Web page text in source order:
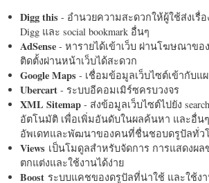
Digg this - อำนวยความสะดวกให้ผู้ใช้ส่งเรื่
Digg และ social bookmark อื่นๆ
AdSense - หารายได้เข้าเว็บ ผ่านโฆษณาของ
ติดตั้งผ่านหน้าเว็บได้สะดวก
Google Maps - เชื่อมข้อมูลเว็บไซต์เข้ากับแผ
Ubercart - ระบบอีคอมเมิร์ซครบวงจร
XML Sitemap - ส่งข้อมูลเว็บไซต์ไปยัง
อัตโนมัติ เพื่อเพิ่มอันดับในผลค้นหา และอื่น
อัพเดทและพัฒนาของคนที่ชื่นชอบดรูปัลทั่ว
Views เป็นโมดูลสำหรับจัดการ การแสดงผล
ตกแต่งและใช้งานได้ง่าย
Boost ระบบแคชของดรูปัลที่น่าใช้ และใช้ง